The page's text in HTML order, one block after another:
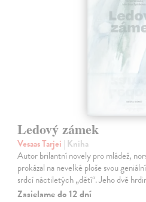
Ledový zámek
Vesaas Tarjei | Kniha
Autor brilantní novely pro mládež,
prokázal na nevelké ploše svou
srdcí náctiletých „dětí“. Jeho dvě
Zasielame do 12 dní